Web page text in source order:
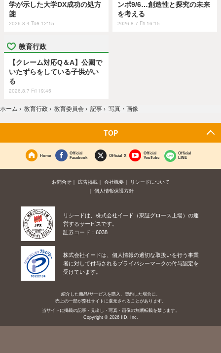
学が示した大学DX成功の処方
箋
2026.8.4 Tue 12:15
ンポ9/6…創造性と探究の未来
を考える
2026.8.7 Fri 16:15
教育行政
【クレーム対応Q＆A】公園で
いたずらをしている子供がい
る
2026.8.7 Fri 19:45
ホーム › 教育行政 › 教育委員会 › 記事 › 写真・画像
TOP
Home
Official
Facebook
Official X
Official
YouTube
Official
LINE
お問合せ 広告掲載 会社概要
リシードについて
個人情報保護方針
リシードは、株式会社イード（東証グロース上場）の運
営するサービスです。
証券コード：6038
株式会社イードは、個人情報の適切な取扱いを行う事業
者に対して付与されるプライバシーマークの付与認定を
受けています。
紹介した商品/サービスを購入、契約した場合に、
売上の一部が弊社サイトに還元されることがあります。
当サイトに掲載の記事・見出し・写真・画像の無断転載を禁じます。
Copyright © 2026 IID, Inc.